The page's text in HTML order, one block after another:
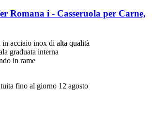
Romana i -​ Casseruola per Carne,
in acciaio inox di alta qualità
graduata interna
in rame
fino al giorno 12 agosto